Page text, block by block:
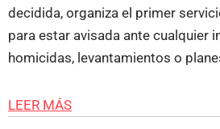
decidida, organiza el primer
para estar avisada ante cualquier
homicidas, levantamientos o
LEER MÁS